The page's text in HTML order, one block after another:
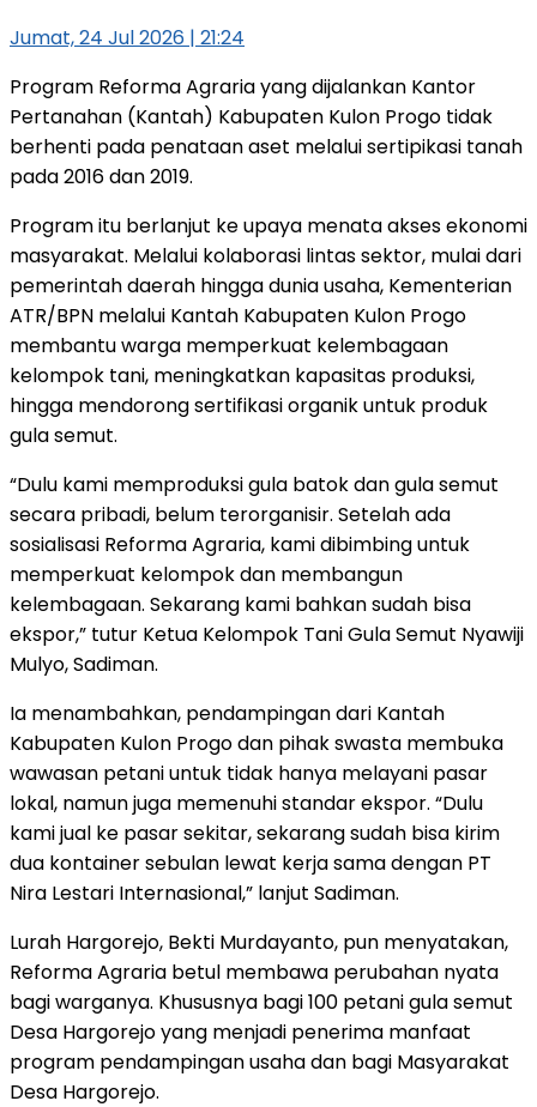
Jumat, 24 Jul 2026 | 21:24
Program Reforma Agraria yang dijalankan Kantor
Pertanahan (Kantah) Kabupaten Kulon Progo tidak
berhenti pada penataan aset melalui sertipikasi tanah
pada 2016 dan 2019.
Program itu berlanjut ke upaya menata akses ekonomi
masyarakat. Melalui kolaborasi lintas sektor, mulai dari
pemerintah daerah hingga dunia usaha, Kementerian
ATR/BPN melalui Kantah Kabupaten Kulon Progo
membantu warga memperkuat kelembagaan
kelompok tani, meningkatkan kapasitas produksi,
hingga mendorong sertifikasi organik untuk produk
gula semut.
“Dulu kami memproduksi gula batok dan gula semut
secara pribadi, belum terorganisir. Setelah ada
sosialisasi Reforma Agraria, kami dibimbing untuk
memperkuat kelompok dan membangun
kelembagaan. Sekarang kami bahkan sudah bisa
ekspor,” tutur Ketua Kelompok Tani Gula Semut Nyawiji
Mulyo, Sadiman.
Ia menambahkan, pendampingan dari Kantah
Kabupaten Kulon Progo dan pihak swasta membuka
wawasan petani untuk tidak hanya melayani pasar
lokal, namun juga memenuhi standar ekspor. “Dulu
kami jual ke pasar sekitar, sekarang sudah bisa kirim
dua kontainer sebulan lewat kerja sama dengan PT
Nira Lestari Internasional,” lanjut Sadiman.
Lurah Hargorejo, Bekti Murdayanto, pun menyatakan,
Reforma Agraria betul membawa perubahan nyata
bagi warganya. Khususnya bagi 100 petani gula semut
Desa Hargorejo yang menjadi penerima manfaat
program pendampingan usaha dan bagi Masyarakat
Desa Hargorejo.